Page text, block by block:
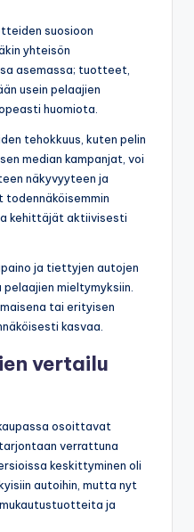
suosioon
yhteisön
asemassa; tuotteet,
usein pelaajien
huomiota.
tehokkuus, kuten pelin
median kampanjat, voi
näkyvyyteen ja
kehittäjät aktiivisesti
ja tiettyjen autojen
mieltymyksiin.
tai erityisen
kasvaa.
vertailu
osoittavat
verrattuna
keskittyminen oli
autoihin, mutta nyt
ja